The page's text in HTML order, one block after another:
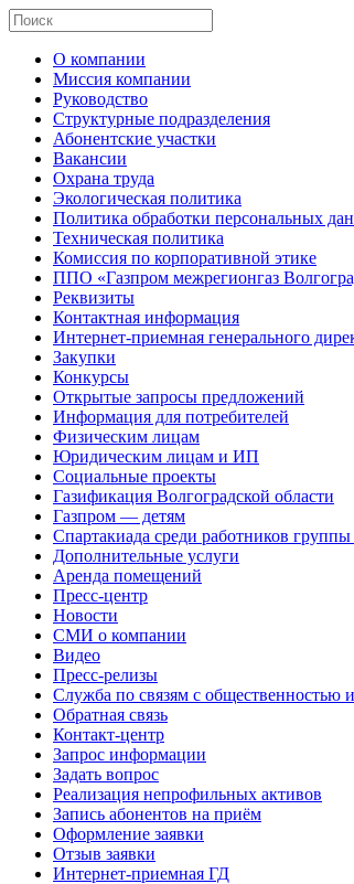
О компании
Миссия компании
Руководство
Структурные подразделения
Абонентские участки
Вакансии
Охрана труда
Экологическая политика
Политика обработки персональных
Техническая политика
Комиссия по корпоративной этике
ППО «Газпром межрегионгаз
Реквизиты
Контактная информация
Интернет-приемная генерального
Закупки
Конкурсы
Открытые запросы предложений
Информация для потребителей
Физическим лицам
Юридическим лицам и ИП
Социальные проекты
Газификация Волгоградской области
Газпром — детям
Спартакиада среди работников
Дополнительные услуги
Аренда помещений
Пресс-центр
Новости
СМИ о компании
Видео
Пресс-релизы
Служба по связям с общественностью
Обратная связь
Контакт-центр
Запрос информации
Задать вопрос
Реализация непрофильных активов
Запись абонентов на приём
Оформление заявки
Отзыв заявки
Интернет-приемная ГД